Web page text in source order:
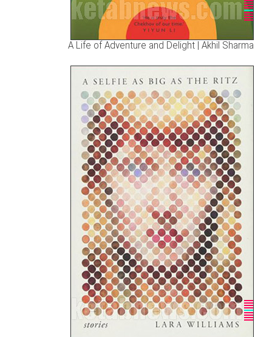
A Life of Adventure and Delight | Akhil Sharma